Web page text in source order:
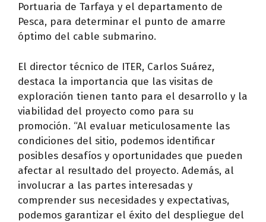
Portuaria de Tarfaya y el departamento de
Pesca, para determinar el punto de amarre
óptimo del cable submarino.
El director técnico de ITER, Carlos Suárez,
destaca la importancia que las visitas de
exploración tienen tanto para el desarrollo y la
viabilidad del proyecto como para su
promoción. “Al evaluar meticulosamente las
condiciones del sitio, podemos identificar
posibles desafíos y oportunidades que pueden
afectar al resultado del proyecto. Además, al
involucrar a las partes interesadas y
comprender sus necesidades y expectativas,
podemos garantizar el éxito del despliegue del